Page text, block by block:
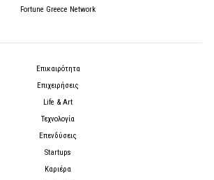
Fortune Greece Network
Επικαιρότητα
Επιχειρήσεις
Life & Art
Τεχνολογία
Επενδύσεις
Startups
Καριέρα